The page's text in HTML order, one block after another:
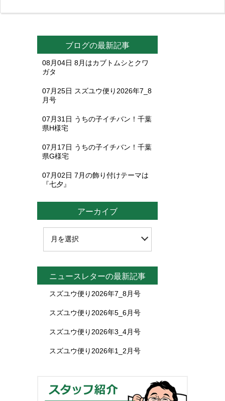
ブログの最新記事
08月04日 8月はカブトムシとクワ
ガタ
07月25日 スズユウ便り2026年7_8
月号
07月31日 うちの子イチバン！千葉
県H様宅
07月17日 うちの子イチバン！千葉
県G様宅
07月02日 7月の飾り付けテーマは
『七夕』
アーカイブ
ニュースレターの最新記事
スズユウ便り2026年7_8月号
スズユウ便り2026年5_6月号
スズユウ便り2026年3_4月号
スズユウ便り2026年1_2月号